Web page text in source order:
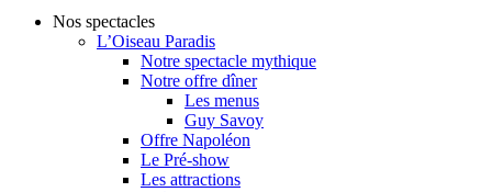
Nos spectacles
L’Oiseau Paradis
Notre spectacle mythique
Notre offre dîner
Les menus
Guy Savoy
Offre Napoléon
Le Pré-show
Les attractions